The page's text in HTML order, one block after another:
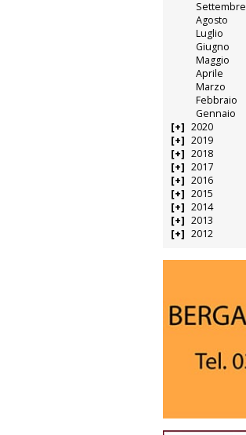
Settembre
Agosto
Luglio
Giugno
Maggio
Aprile
Marzo
Febbraio
Gennaio
2020
2019
2018
2017
2016
2015
2014
2013
2012